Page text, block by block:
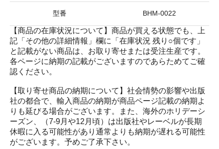
型番 BHM-0022
【商品の在庫状況について】商品が買える状態でも、上
記「その他の詳細情報」欄に「在庫状況 残り○個です」
と記載がない商品は、お取り寄せまたは受注生産です。
各ページに納期の記載がございますのであらためてご確
認ください。
【取り寄せ商品の納期について】社会情勢の影響や出版
社の都合で、輸入商品の納期が商品ページ記載の納期よ
りも延びる場合がございます。また、海外のホリデーシ
ーズン、（7-9月や12月頃）は出版社やレーベルが長期
休暇に入る可能性があり通常よりも納期が遅れる可能性
がございます。予めご了承下さい。